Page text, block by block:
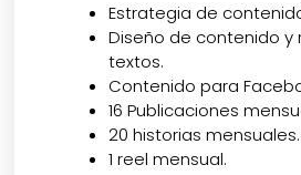
Estrategia de
Diseño de contenido y
textos.
Contenido para
16 Publicaciones
20 historias mensuales.
1 reel mensual.